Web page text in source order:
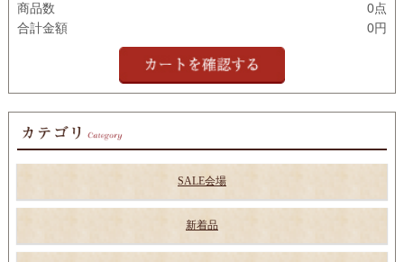
商品数
0点
合計金額
0円
SALE会場
新着品